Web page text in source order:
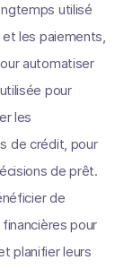
utilisé
les paiements,
automatiser
pour
les
de crédit, pour
de prêt.
de
pour
planifier leurs